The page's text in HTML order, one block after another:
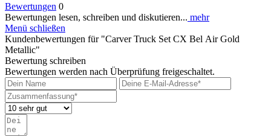
Bewertungen 0
Bewertungen lesen, schreiben und diskutieren... mehr
Menü schließen
Kundenbewertungen für "Carver Truck Set CX Bel Air Gold
Metallic"
Bewertung schreiben
Bewertungen werden nach Überprüfung freigeschaltet.